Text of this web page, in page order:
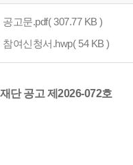
공고문.pdf( 307.77 KB )
참여신청서.hwp( 54 KB )
단 공고 제2026-072호